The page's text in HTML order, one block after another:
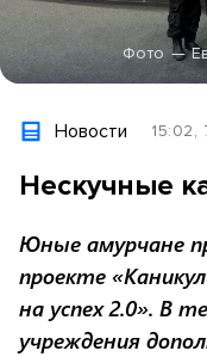
Фото —
Новости 15:02,
Нескучные
Юные амурчане
проекте
на успех 2.0». В
учреждения